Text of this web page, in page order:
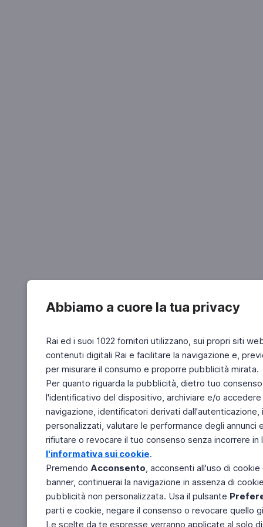
Abbiamo a cuore la tua privacy
Rai ed i suoi 1022 fornitori utilizzano, sui propri siti
contenuti digitali Rai e facilitare la navigazione e,
per misurare il consumo e proporre pubblicità mirata.
Per quanto riguarda la pubblicità, dietro tuo
l'identificativo del dispositivo, archiviare e/o
navigazione, identificatori derivati
personalizzati, valutare le performance degli
rifiutare o revocare il tuo consenso senza incorrere
l'informativa sui cookie.
Premendo Acconsento, acconsenti all'uso di
banner, continuerai la navigazione in assenza di
pubblicità non personalizzata. Usa il pulsante
parti e cookie, negare il consenso o revocare quello
Le scelte da te espresse verranno applicate al solo